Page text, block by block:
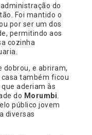
do
Foi mantido o
por ser um dos
permitindo aos
cozinha
dobrou, e abriram,
casa também ficou
aderiam às
do Morumbi.
público jovem
diversas